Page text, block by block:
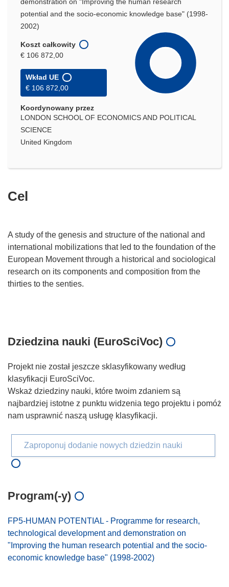
potential and the socio-economic knowledge base" (1998-
2002)
Koszt całkowity
€ 106 872,00
Wkład UE
€ 106 872,00
Koordynowany przez
LONDON SCHOOL OF ECONOMICS AND POLITICAL
SCIENCE
United Kingdom
Cel
A study of the genesis and structure of the national and
international mobilizations that led to the foundation of the
European Movement through a historical and sociological
research on its components and composition from the
thirties to the senties.
Dziedzina nauki (EuroSciVoc)
Projekt nie został jeszcze sklasyfikowany według
klasyfikacji EuroSciVoc.
Wskaż dziedziny nauki, które twoim zdaniem są
najbardziej istotne z punktu widzenia tego projektu i pomóż
nam usprawnić naszą usługę klasyfikacji.
Zaproponuj dodanie nowych dziedzin nauki
Program(-y)
FP5-HUMAN POTENTIAL - Programme for research,
technological development and demonstration on
"Improving the human research potential and the socio-
economic knowledge base" (1998-2002)